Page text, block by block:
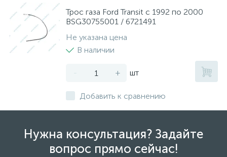
Трос газа Ford Transit с 1992 по 2000
BSG30755001 / 6721491
Не указана цена
В наличии
- + шт
Добавить к сравнению
Нужна консультация? Задайте
вопрос прямо сейчас!